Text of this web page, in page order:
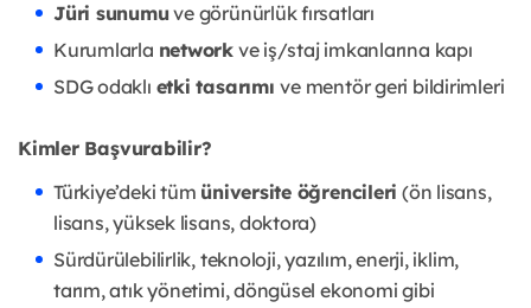
Jüri sunumu ve görünürlük fırsatları
Kurumlarla networkve iş/staj imkanlarına kapı
SDG odaklı etki tasarımıve mentör geri bildirimleri
Kimler Başvurabilir?
Türkiye’deki tüm üniversite öğrencileri (ön lisans,
lisans, yüksek lisans, doktora)
Sürdürülebilirlik, teknoloji, yazılım, enerji, iklim,
tarım, atık yönetimi, döngüsel ekonomi gibi